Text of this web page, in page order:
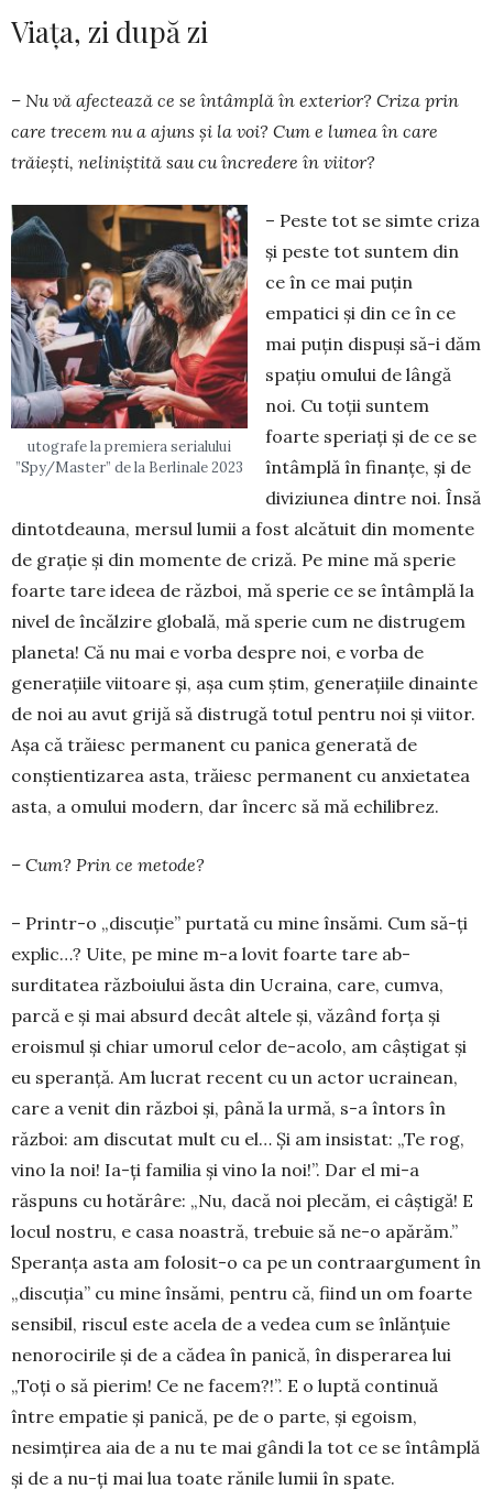
Viața, zi după zi
– Nu vă afectează ce se întâmplă în exterior? Criza prin
care trecem nu a ajuns și la voi? Cum e lumea în care
trăiești, neliniştită sau cu încredere în viitor?
utografe la premiera serialului
”Spy/Master” de la Berlinale 2023
– Peste tot se simte criza
şi peste tot suntem din
ce în ce mai puţin
empatici şi din ce în ce
mai puţin dispuşi să-i dăm
spaţiu omului de lângă
noi. Cu toţii suntem
foarte speriaţi şi de ce se
întâmplă în finanţe, şi de
di­viziunea dintre noi. Însă
din­tot­dea­una, mersul lumii a fost alcă­tuit din momente
de graţie şi din momente de criză. Pe mi­ne mă sperie
foarte tare ideea de război, mă sperie ce se în­tâmplă la
nivel de încălzire glo­bală, mă sperie cum ne dis­tru­gem
planeta! Că nu mai e vorba despre noi, e vor­ba de
genera­ţii­le viitoare şi, aşa cum ştim, gene­raţiile dinainte
de noi au avut grijă să distrugă totul pen­tru noi şi viitor.
Aşa că trăiesc permanent cu panica generată de
conştientizarea asta, trăiesc per­ma­nent cu anxietatea
asta, a omu­­lui modern, dar încerc să mă echilibrez.
– Cum? Prin ce metode?
– Printr-o „discuţie” purtată cu mine însămi. Cum să-ţi
explic…? Uite, pe mine m-a lovit foarte tare ab­
surditatea războiului ăsta din Ucraina, care, cumva,
parcă e şi mai absurd decât altele şi, văzând forţa şi
eroismul şi chiar umorul celor de-acolo, am câştigat şi
eu speranţă. Am lucrat recent cu un actor ucrai­nean,
care a venit din război şi, până la urmă, s-a în­tors în
război: am discutat mult cu el… Şi am insistat: „Te rog,
vino la noi! Ia-ţi familia şi vino la noi!”. Dar el mi-a
răspuns cu hotărâre: „Nu, dacă noi ple­căm, ei câşti­gă! E
locul nostru, e casa noastră, trebuie să ne-o apărăm.”
Speranţa asta am folosit-o ca pe un contraargument în
„discu­ţia” cu mine însămi, pentru că, fiind un om foarte
sensibil, riscul este ace­la de a vedea cum se înlănţuie
neno­rocirile şi de a cădea în panică, în disperarea lui
„Toţi o să pierim! Ce ne facem?!”. E o luptă continuă
între empatie şi panică, pe de o parte, şi egoism,
nesimţirea aia de a nu te mai gândi la tot ce se întâmplă
şi de a nu-ţi mai lua toate rănile lumii în spate.